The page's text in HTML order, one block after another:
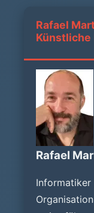
Rafael
Rafael